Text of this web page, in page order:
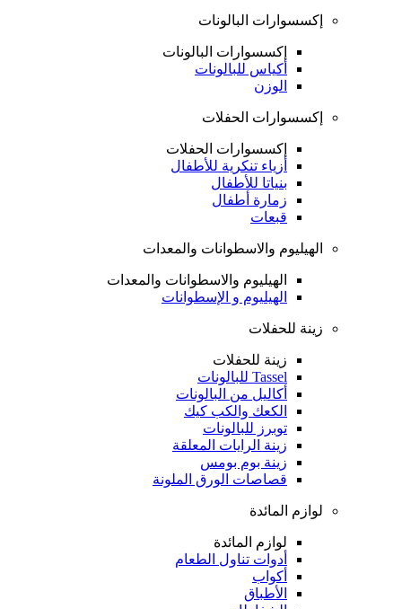
إكسسوارات البالونات
إكسسوارات البالونات
أكياس للبالونات
الوزن
إكسسوارات الحفلات
إكسسوارات الحفلات
أزياء تنكرية للأطفال
بنياتا للأطفال
زمارة أطفال
قبعات
الهيليوم والاسطوانات والمعدات
الهيليوم والاسطوانات والمعدات
الهيليوم و الإسطوانات
زينة للحفلات
زينة للحفلات
Tassel للبالونات
أكاليل من البالونات
الكعك والكب كيك
توبرز للبالونات
زينة الرايات المعلقة
زينة بوم بومس
قصاصات الورق الملونة
لوازم المائدة
لوازم المائدة
أدوات تناول الطعام
أكواب
الأطباق